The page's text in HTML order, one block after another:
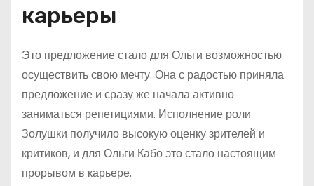
карьеры
Это предложение стало для Ольги возможностью
осуществить свою мечту. Она с радостью приняла
предложение и сразу же начала активно
заниматься репетициями. Исполнение роли
Золушки получило высокую оценку зрителей и
критиков, и для Ольги Кабо это стало настоящим
прорывом в карьере.